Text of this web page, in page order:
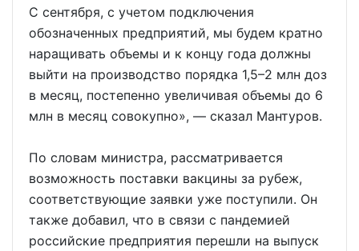
С сентября, с учетом подключения
обозначенных предприятий, мы будем кратно
наращивать объемы и к концу года должны
выйти на производство порядка 1,5–2 млн доз
в месяц, постепенно увеличивая объемы до 6
млн в месяц совокупно», — сказал Мантуров.
По словам министра, рассматривается
возможность поставки вакцины за рубеж,
соответствующие заявки уже поступили. Он
также добавил, что в связи с пандемией
российские предприятия перешли на выпуск